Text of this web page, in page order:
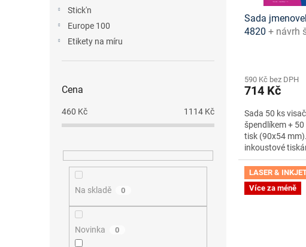
Stick'n
Europe 100
Etikety na míru
Cena
460 Kč 1114 Kč
Na skladě 0
Novinka 0
Sada
4820 + návrh
590 Kč bez DPH
714 Kč
Sada 50 ks
špendlíkem +
tisk (90x54
inkoustové
LASER &
Více za méně